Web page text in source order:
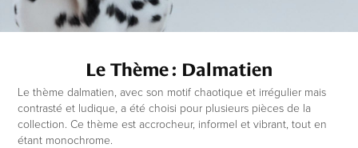
Le Thème : Dalmatien
Le thème dalmatien, avec son motif chaotique et irrégulier mais
contrasté et ludique, a été choisi pour plusieurs pièces de la
collection. Ce thème est accrocheur, informel et vibrant, tout en
étant monochrome.